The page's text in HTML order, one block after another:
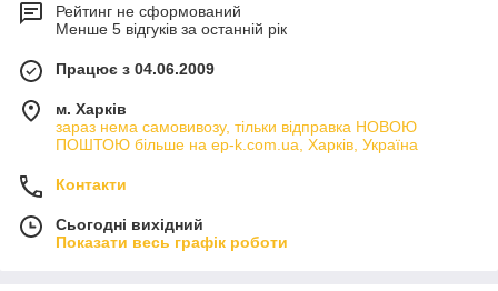
Рейтинг не сформований
Менше 5 відгуків за останній рік
Працює з 04.06.2009
м. Харків
зараз нема самовивозу, тільки відправка НОВОЮ
ПОШТОЮ більше на ep-k.com.ua, Харків, Україна
Контакти
Сьогодні вихідний
Показати весь графік роботи